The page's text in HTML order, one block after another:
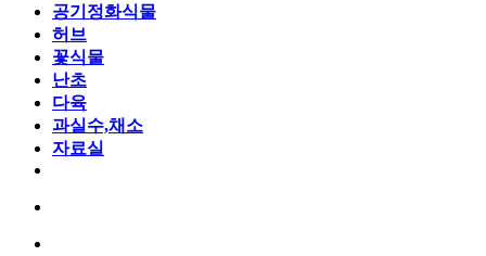
공기정화식물
허브
꽃식물
난초
다육
과실수,채소
자료실